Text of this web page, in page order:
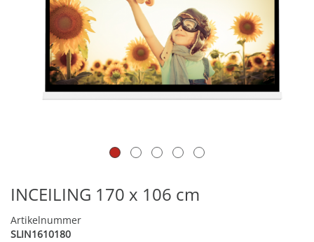
INCEILING 170 x 106 cm
Artikelnummer
SLIN1610180